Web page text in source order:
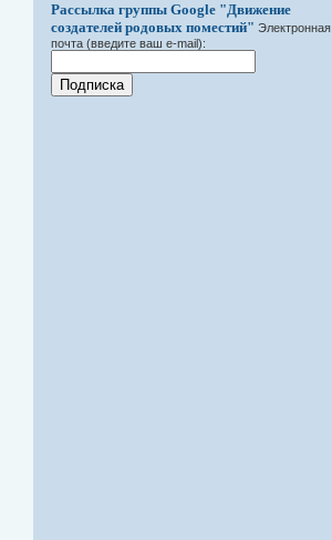
Рассылка группы Google "Движение
создателей родовых поместий" Электронная
почта (введите ваш e-mail):